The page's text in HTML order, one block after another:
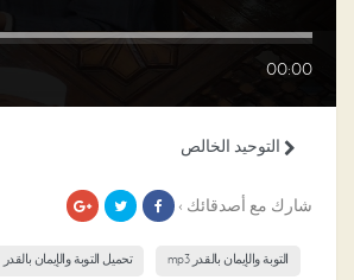
00:00
التوحيد الخالص
شارك مع أصدقائك ›
التوبة والإيمان بالقدر mp3 تحميل التوبة والإيمان بالقدر